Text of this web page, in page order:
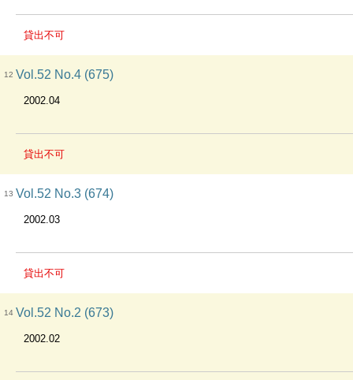
貸出不可
12 Vol.52 No.4 (675)
2002.04
貸出不可
13 Vol.52 No.3 (674)
2002.03
貸出不可
14 Vol.52 No.2 (673)
2002.02